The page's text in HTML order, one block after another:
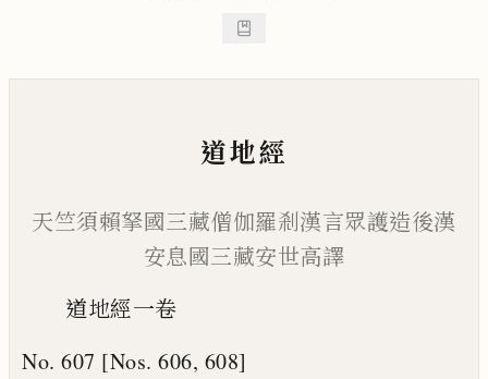
道地經
天竺須賴拏國三藏僧伽羅剎漢言眾護造後漢
安息國三藏安世高譯
道地經一卷
No. 607 [Nos. 606, 608]